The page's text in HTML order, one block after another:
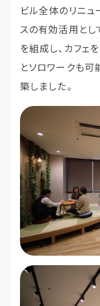
ビル全体のリニ
スの有効活用とし
を組成し、カフェ
とソロワークも可
築しました。